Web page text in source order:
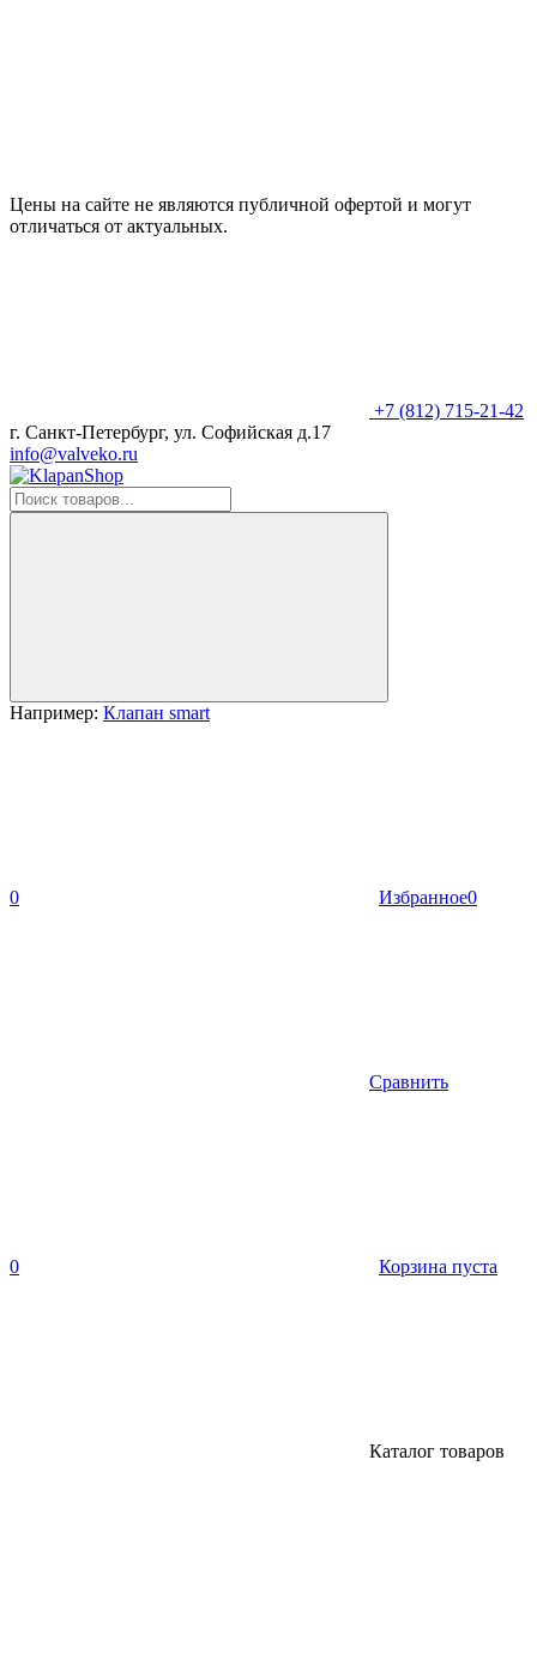
Цены на сайте не являются публичной офертой и могут
отличаться от актуальных.
+7 (812) 715-21-42
г. Санкт-Петербург, ул. Софийская д.17
info@valveko.ru
Например: Клапан smart
0 Избранное0
Сравнить
0 Корзина пуста
Каталог товаров